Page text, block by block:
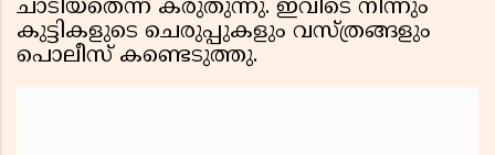
ചാടിയതെന്ന് കരുതുന്നു. ഇവിടെ നിന്നും
കുട്ടികളുടെ ചെരുപ്പുകളും വസ്ത്രങ്ങളും
പൊലീസ് കണ്ടെടുത്തു.